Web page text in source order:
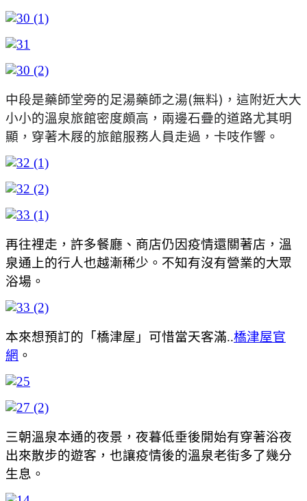
中段是藥師堂旁的足湯藥師之湯(無料)，這附近大大
小小的溫泉旅館密度頗高，兩邊石疊的道路尤其明
顯，穿著木屐的旅館服務人員走過，卡吱作響。
再往裡走，許多餐廳、商店仍因疫情還關著店，溫
泉通上的行人也越漸稀少。不知有沒有營業的大眾
浴場。
本來想預訂的「橋津屋」可惜當天客滿..橋津屋官
網 。
三朝溫泉本通的夜景，夜暮低垂後開始有穿著浴夜
出來散步的遊客，也讓疫情後的溫泉老街多了幾分
生息。